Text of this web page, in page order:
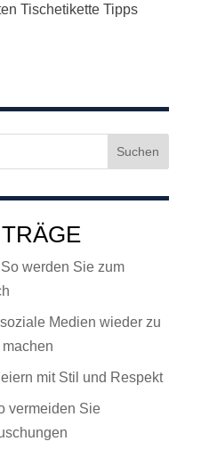
Tischetikette Tipps
werden Sie zum
Medien wieder zu
mit Stil und Respekt
vermeiden Sie